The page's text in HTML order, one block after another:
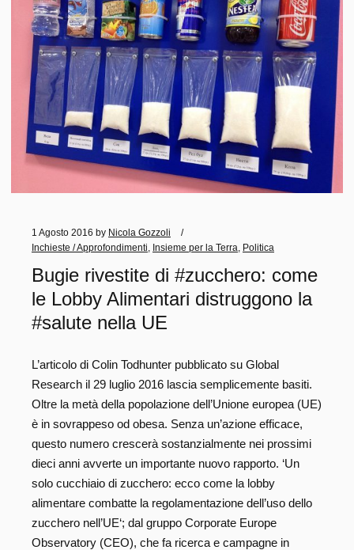
1 Agosto 2016 by Nicola Gozzoli
Inchieste / Approfondimenti
Insieme per la Terra Politica
Bugie rivestite di #zucchero: come
le Lobby Alimentari distruggono la
#salute nella UE
L’articolo di Colin Todhunter pubblicato su Global
Research il 29 luglio 2016 lascia semplicemente basiti.
Oltre la metà della popolazione dell’Unione europea (UE)
è in sovrappeso od obesa. Senza un’azione efficace,
questo numero crescerà sostanzialmente nei prossimi
dieci anni avverte un importante nuovo rapporto. ‘Un
solo cucchiaio di zucchero: ecco come la lobby
alimentare combatte la regolamentazione dell’uso dello
zucchero nell’UE‘; dal gruppo Corporate Europe
Observatory (CEO), che fa ricerca e campagne in